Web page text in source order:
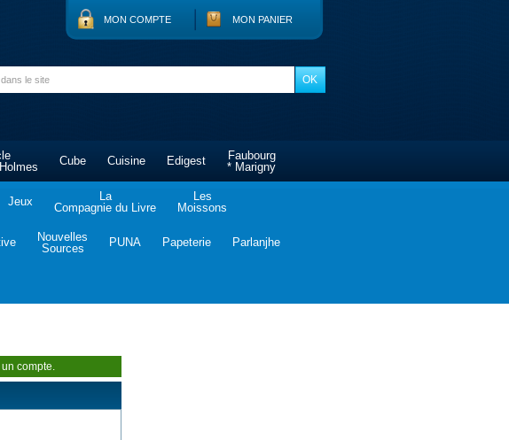
MON COMPTE MON PANIER
Cube Cuisine Edigest
Faubourg
* Marigny
Jeux
La
Compagnie du Livre
Les
Moissons
Nouvelles
Sources
PUNA Papeterie Parlanjhe
compte.